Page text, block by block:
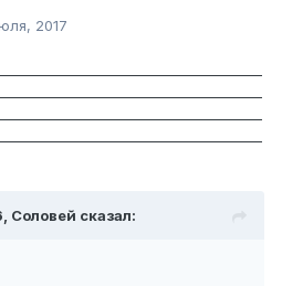
2017
Соловей сказал: